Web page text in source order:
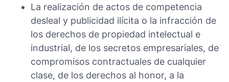
La realización de actos de competencia
desleal y publicidad ilícita o la infracción de
los derechos de propiedad intelectual e
industrial, de los secretos empresariales, de
compromisos contractuales de cualquier
clase, de los derechos al honor, a la